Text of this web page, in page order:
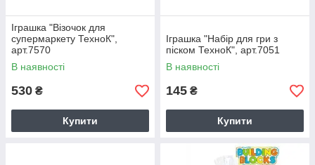
Іграшка "Візочок для
супермаркету ТехноК",
арт.7570
В наявності
530 ₴
Купити
Іграшка "Набір для гри з
піском ТехноК", арт.7051
В наявності
145 ₴
Купити